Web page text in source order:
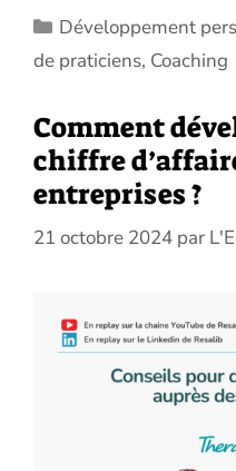
Catégories
Développement
de praticiens, Coaching
Comment
chiffre
entreprises ?
21 octobre 2024 par